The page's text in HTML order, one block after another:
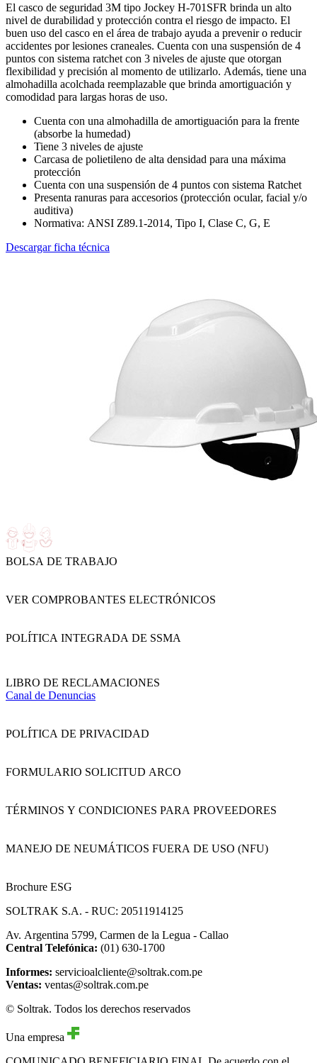
El casco de seguridad 3M tipo Jockey H-701SFR brinda un alto
nivel de durabilidad y protección contra el riesgo de impacto. El
buen uso del casco en el área de trabajo ayuda a prevenir o reducir
accidentes por lesiones craneales. Cuenta con una suspensión de 4
puntos con sistema ratchet con 3 niveles de ajuste que otorgan
flexibilidad y precisión al momento de utilizarlo. Además, tiene una
almohadilla acolchada reemplazable que brinda amortiguación y
comodidad para largas horas de uso.
Cuenta con una almohadilla de amortiguación para la frente
(absorbe la humedad)
Tiene 3 niveles de ajuste
Carcasa de polietileno de alta densidad para una máxima
protección
Cuenta con una suspensión de 4 puntos con sistema Ratchet
Presenta ranuras para accesorios (protección ocular, facial y/o
auditiva)
Normativa: ANSI Z89.1-2014, Tipo I, Clase C, G, E
Descargar ficha técnica
BOLSA DE TRABAJO
VER COMPROBANTES ELECTRÓNICOS
POLÍTICA INTEGRADA DE SSMA
LIBRO DE RECLAMACIONES
Canal de Denuncias
POLÍTICA DE PRIVACIDAD
FORMULARIO SOLICITUD ARCO
TÉRMINOS Y CONDICIONES PARA PROVEEDORES
MANEJO DE NEUMÁTICOS FUERA DE USO (NFU)
Brochure ESG
SOLTRAK S.A. - RUC: 20511914125
Av. Argentina 5799, Carmen de la Legua - Callao
Central Telefónica: (01) 630-1700
Informes: servicioalcliente@soltrak.com.pe
Ventas: ventas@soltrak.com.pe
© Soltrak. Todos los derechos reservados
Una empresa